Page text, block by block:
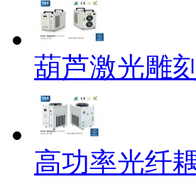
葫芦激光雕
高功率光纤